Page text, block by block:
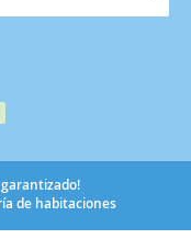
de habitaciones